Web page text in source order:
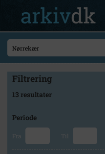
Filtrering
13 resultater
Periode
Fra Til